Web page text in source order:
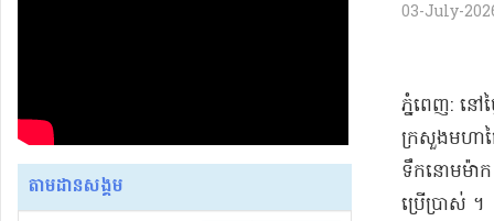
តាមដានសង្គម
03-July-
ភ្នំពេញ​: នៅ​
ក្រសួងមហា
ទឹកនោម​ម៉ាក
ប្រើប្រាស់ ។​